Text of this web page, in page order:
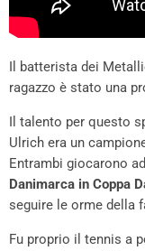
Il batterista dei
ragazzo è stato una
Il talento per questo
Ulrich era un
Entrambi giocarono
Danimarca in Coppa
seguire le orme della
Fu proprio il tennis a